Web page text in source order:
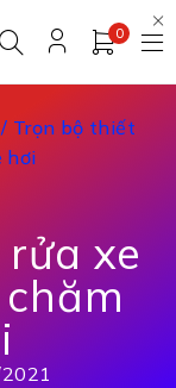
0
/ Trọn bộ thiết
hơi
xe